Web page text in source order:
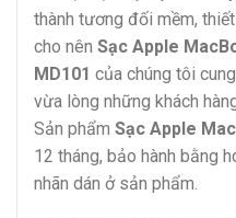
thành tương đối mềm,
cho nên Sạc Apple
MD101 của chúng tôi
vừa lòng những khách
Sản phẩm Sạc Apple
12 tháng, bảo hành bằng
nhãn dán ở sản phẩm.